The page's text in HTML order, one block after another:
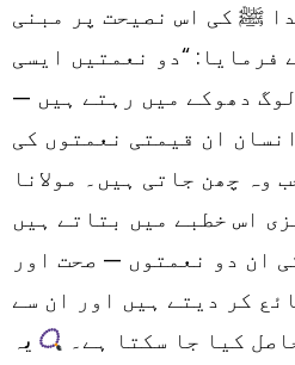
ﷺ کی اس نصیحت پر مبنی
“دو نعمتیں ایسی
دھوکے میں رہتے ہیں —
ان قیمتی نعمتوں کی
وہ چھن جاتی ہیں۔ مولانا
اس خطبے میں بتاتے ہیں
ان دو نعمتوں — صحت اور
کر دیتے ہیں اور ان سے
کیا جا سکتا ہے۔
یہ
Ki
Naseehat